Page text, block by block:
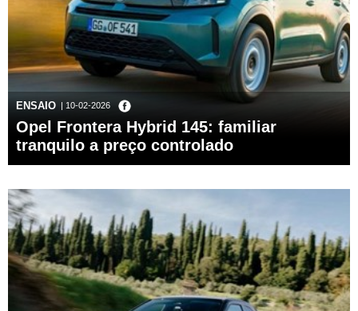
ENSAIO | 10-02-2026
Opel Frontera Hybrid 145: familiar
tranquilo a preço controlado